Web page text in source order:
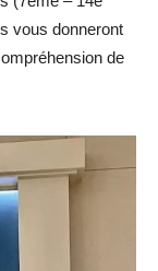
vous donneront
de